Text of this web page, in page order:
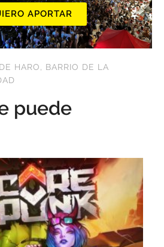
APORTAR
HARO, BARRIO DE LA
puede